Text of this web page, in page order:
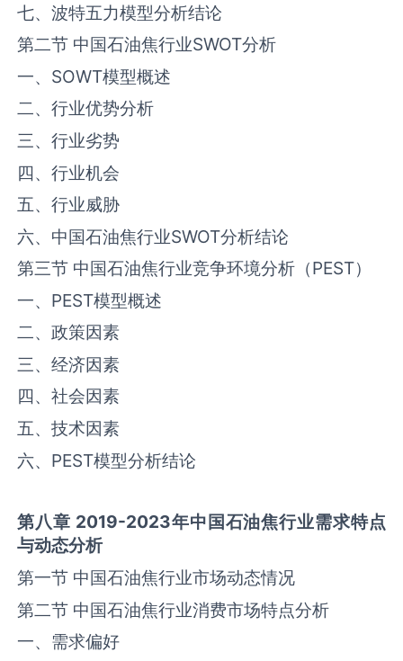
七、波特五力模型分析结论
第二节 中国石油焦行业SWOT分析
一、SOWT模型概述
二、行业优势分析
三、行业劣势
四、行业机会
五、行业威胁
六、中国石油焦行业SWOT分析结论
第三节 中国石油焦行业竞争环境分析（PEST）
一、PEST模型概述
二、政策因素
三、经济因素
四、社会因素
五、技术因素
六、PEST模型分析结论
第八章 2019-2023年中国石油焦行业需求特点
与动态分析
第一节 中国石油焦行业市场动态情况
第二节 中国石油焦行业消费市场特点分析
一、需求偏好